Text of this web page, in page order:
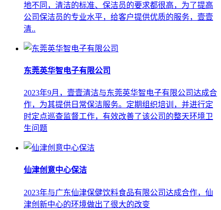
地不同，清洁的标准、保洁员的要求都很高，为了提高
公司保洁员的专业水平，给客户提供优质的服务，壹壹
清..
东莞英华智电子有限公司
2023年9月，壹壹清洁与东莞英华智电子有限公司达成合
作，为其提供日常保洁服务。定期组织培训，并进行定
时定点巡查监督工作，有效改善了该公司的整天环境卫
生问题
仙津创意中心保洁
2023年与广东仙津保健饮料食品有限公司达成合作，仙
津创新中心的环境做出了很大的改变